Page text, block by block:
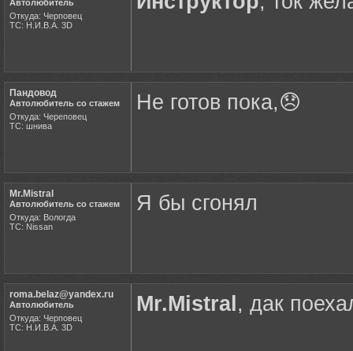
Автолюбитель
Откуда: Черповец
ТС: Н.И.В.А. 3D
Пандовод
Автолюбитель со стажем
Откуда: Череповец
ТС: шнива
Не готов пока,😞
Mr.Mistral
Автолюбитель со стажем
Откуда: Вологда
ТС: Nissan
Я бы сгонял
roma.belaz@yandex.ru
Автолюбитель
Откуда: Черповец
ТС: Н.И.В.А. 3D
Mr.Mistral , дак